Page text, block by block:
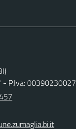
- P.Iva: 00390230027